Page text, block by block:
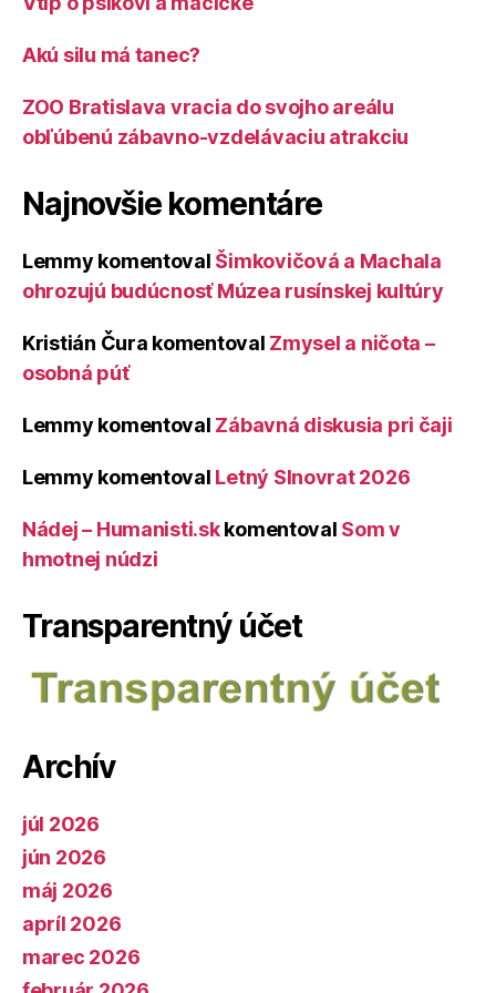
Akú silu má tanec?
ZOO Bratislava vracia do svojho areálu
obľúbenú zábavno-vzdelávaciu atrakciu
Najnovšie komentáre
Lemmy komentoval Šimkovičová a Machala
ohrozujú budúcnosť Múzea rusínskej kultúry
Kristián Čura komentoval Zmysel a ničota –
osobná púť
Lemmy komentoval Zábavná diskusia pri čaji
Lemmy komentoval Letný Slnovrat 2026
Nádej – Humanisti.skkomentoval Som v
hmotnej núdzi
Transparentný účet
Archív
júl 2026
jún 2026
máj 2026
apríl 2026
marec 2026